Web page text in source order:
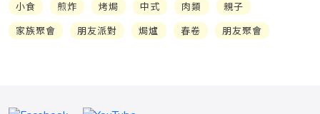
小食 煎炸 烤焗 中式 肉類
親子
家族聚會
朋友派對 焗爐 春卷 朋友聚會